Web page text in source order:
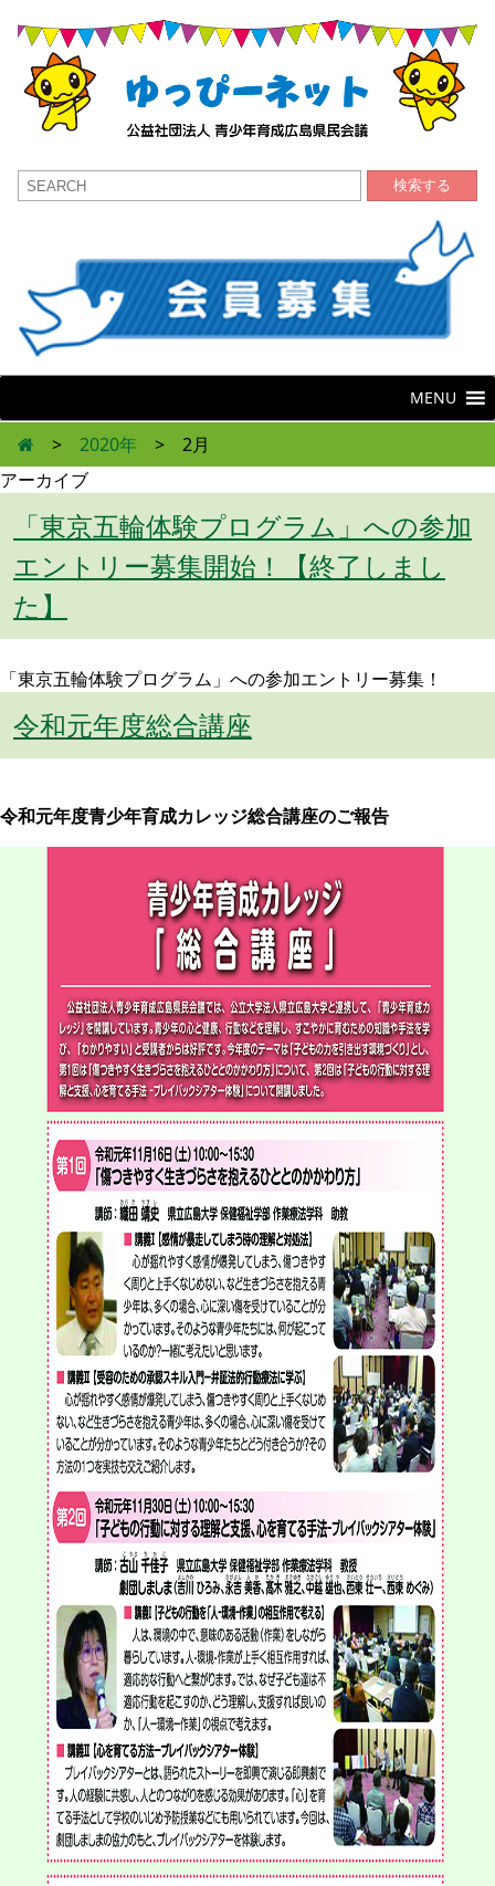
検索する
MENU
> 2020年 >
2月
アーカイブ
「東京五輪体験プログラム」への参加
エントリー募集開始！【終了しまし
た】
「東京五輪体験プログラム」への参加エントリー募集！
令和元年度総合講座
令和元年度青少年育成カレッジ総合講座のご報告